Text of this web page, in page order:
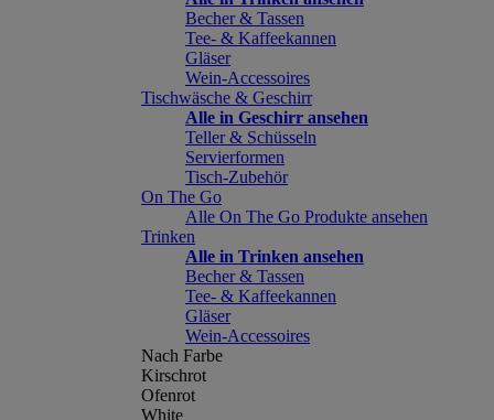
Becher & Tassen
Tee- & Kaffeekannen
Gläser
Wein-Accessoires
Tischwäsche & Geschirr
Alle in Geschirr ansehen
Teller & Schüsseln
Servierformen
Tisch-Zubehör
On The Go
Alle On The Go Produkte ansehen
Trinken
Alle in Trinken ansehen
Becher & Tassen
Tee- & Kaffeekannen
Gläser
Wein-Accessoires
Nach Farbe
Kirschrot
Ofenrot
White